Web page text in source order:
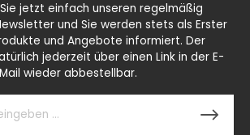
jetzt einfach unseren regelmäßig
und Sie werden stets als Erster
und Angebote informiert. Der
jederzeit über einen Link in der E-
Mail wieder abbestellbar.